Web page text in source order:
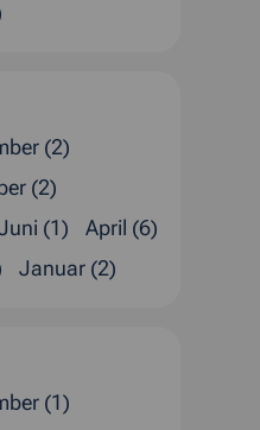
(2)
(2)
(1)
April (6)
Januar (2)
(1)